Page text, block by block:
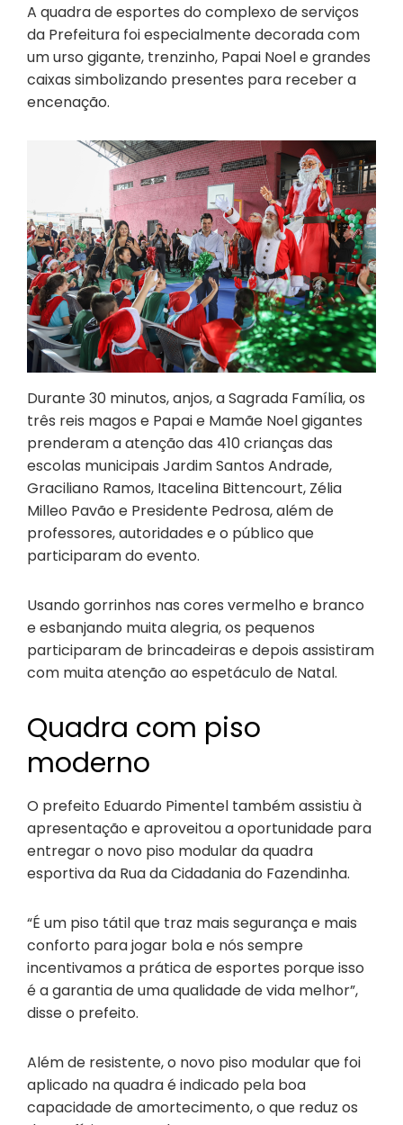
A quadra de esportes do complexo de serviços
da Prefeitura foi especialmente decorada com
um urso gigante, trenzinho, Papai Noel e grandes
caixas simbolizando presentes para receber a
encenação.
Durante 30 minutos, anjos, a Sagrada Família, os
três reis magos e Papai e Mamãe Noel gigantes
prenderam a atenção das 410 crianças das
escolas municipais Jardim Santos Andrade,
Graciliano Ramos, Itacelina Bittencourt, Zélia
Milleo Pavão e Presidente Pedrosa, além de
professores, autoridades e o público que
participaram do evento.
Usando gorrinhos nas cores vermelho e branco
e esbanjando muita alegria, os pequenos
participaram de brincadeiras e depois assistiram
com muita atenção ao espetáculo de Natal.
Quadra com piso
moderno
O prefeito Eduardo Pimentel também assistiu à
apresentação e aproveitou a oportunidade para
entregar o novo piso modular da quadra
esportiva da Rua da Cidadania do Fazendinha.
“É um piso tátil que traz mais segurança e mais
conforto para jogar bola e nós sempre
incentivamos a prática de esportes porque isso
é a garantia de uma qualidade de vida melhor”,
disse o prefeito.
Além de resistente, o novo piso modular que foi
aplicado na quadra é indicado pela boa
capacidade de amortecimento, o que reduz os